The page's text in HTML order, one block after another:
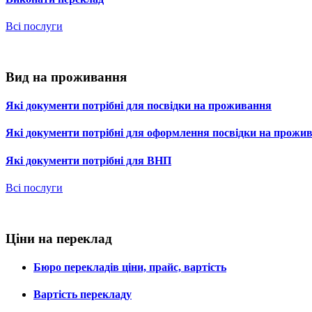
Всі послуги
Вид на проживання
Які документи потрібні для посвідки на проживання
Які документи потрібні для оформлення посвідки на
Які документи потрібні для ВНП
Всі послуги
Ціни на переклад
Бюро перекладів ціни, прайс, вартість
Вартість перекладу